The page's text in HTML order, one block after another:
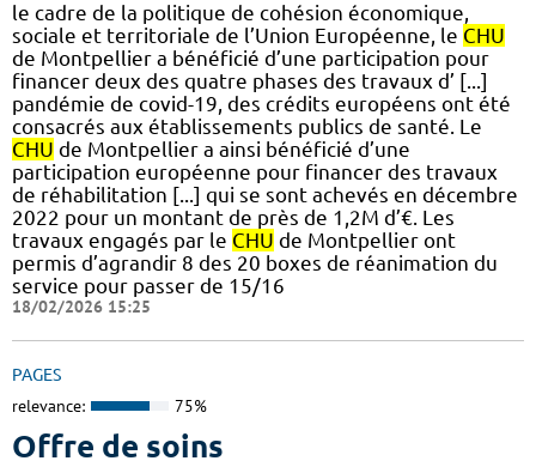
le cadre de la politique de cohésion économique,
sociale et territoriale de l’Union Européenne, le CHU
de Montpellier a bénéficié d’une participation pour
financer deux des quatre phases des travaux d’ [...]
pandémie de covid-19, des crédits européens ont été
consacrés aux établissements publics de santé. Le
CHU de Montpellier a ainsi bénéficié d’une
participation européenne pour financer des travaux
de réhabilitation [...] qui se sont achevés en décembre
2022 pour un montant de près de 1,2M d’€. Les
travaux engagés par le CHU de Montpellier ont
permis d’agrandir 8 des 20 boxes de réanimation du
service pour passer de 15/16
18/02/2026 15:25
PAGES
relevance: 75%
Offre de soins